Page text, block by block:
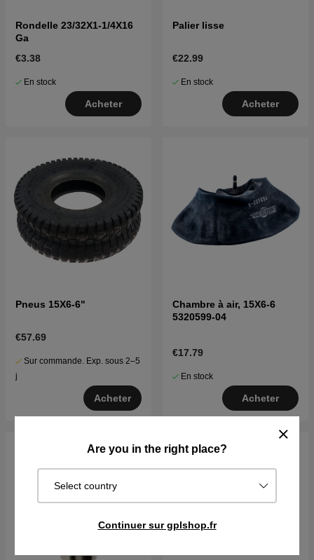
Are you in the right place?
Select country
Continuer sur gplshop.fr
Rondelle 23/32X1-1/4X16
Ga
€3.38
En stock
Acheter
Palier lisse
€22.99
En stock
Acheter
Pneus 15X6-6"
€57.69
Sur commande. Exp. sous 2–5
j
Acheter
Chambre à air, 15X6-6
5320599-04
€17.79
En stock
Acheter